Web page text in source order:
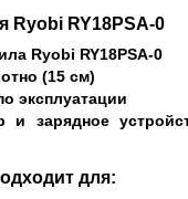
Ryobi RY18PSA-0
Ryobi RY18PSA-0
(15 см)
эксплуатации
и зарядное
для: